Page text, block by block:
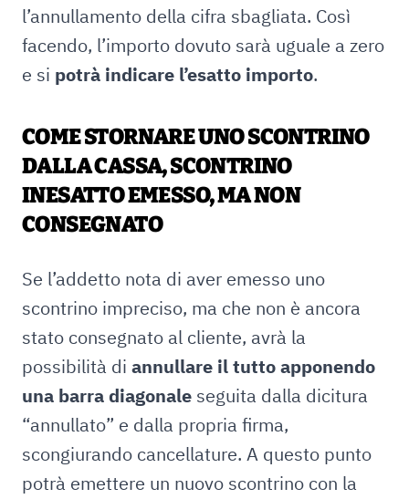
l’annullamento della cifra sbagliata. Così
facendo, l’importo dovuto sarà uguale a zero
e si potrà indicare l’esatto importo.
COME STORNARE UNO SCONTRINO
DALLA CASSA, SCONTRINO
INESATTO EMESSO, MA NON
CONSEGNATO
Se l’addetto nota di aver emesso uno
scontrino impreciso, ma che non è ancora
stato consegnato al cliente, avrà la
possibilità di annullare il tutto apponendo
una barra diagonale seguita dalla dicitura
“annullato” e dalla propria firma,
scongiurando cancellature. A questo punto
potrà emettere un nuovo scontrino con la